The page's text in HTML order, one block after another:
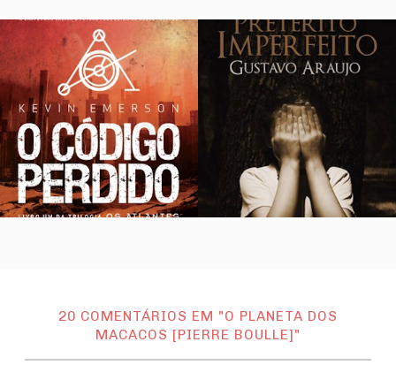
20 COMENTÁRIOS EM "O PLANETA DOS
MACACOS [PIERRE BOULLE]"